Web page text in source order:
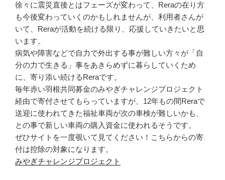
徐々に震災直後とはフェーズが変わって、Reraの在り方
も今後変わっていくのかもしれませんが、利用者さんが
いて、Reraが活動を続ける限り、応援していきたいと思
います。
病気や障害などで自力で外出する事が難しい方々が「自
分の力で生きる」事をあきらめずに暮らしていくため
に、寄り添い続けるReraです。
毎年赤い羽根共同募金のみやぎチャレンジプロジェクト
経由で寄付させてもらっていますが、12年もの間Reraで
送迎に使われてきた福祉車両が次の車検が難しいかも、
との事で新しい車両の購入資金に使われるそうです。
ぜひサイトを一度覗いて見てください！こちらからの寄
付は控除の対象になります。
みやぎチャレンジプロジェクト